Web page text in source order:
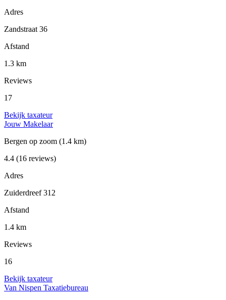
Adres
Zandstraat 36
Afstand
1.3 km
Reviews
17
Bekijk taxateur
Jouw Makelaar
Bergen op zoom (1.4 km)
4.4 (16 reviews)
Adres
Zuiderdreef 312
Afstand
1.4 km
Reviews
16
Bekijk taxateur
Van Nispen Taxatiebureau